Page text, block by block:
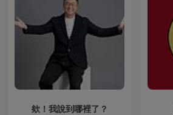
欸！我說到哪裡了？